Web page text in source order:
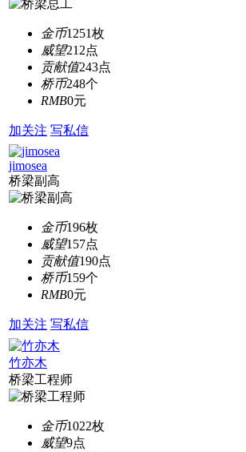
金币1251枚
威望212点
贡献值243点
桥币248个
RMB0元
加关注 写私信
jimosea
桥梁副高
金币196枚
威望157点
贡献值190点
桥币159个
RMB0元
加关注 写私信
竹亦木
桥梁工程师
金币1022枚
威望9点